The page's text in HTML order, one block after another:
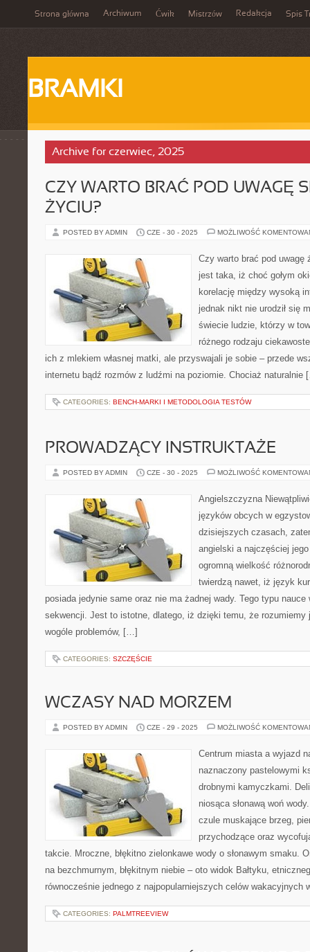
Strona główna Archiwum Ćwik Mistrzów Redakcja Spis
BRAMKI
Archive for czerwiec, 2025
CZY WARTO BRAĆ POD UWAGĘ
ŻYCIU?
POSTED BY ADMIN CZE - 30 - 2025 MOŻLIWOŚĆ
Czy warto brać pod uwagę
jest taka, iż choć gołym
korelację między wysoką
jednak nikt nie urodził się
świecie ludzie, którzy w
różnego rodzaju
ich z mlekiem własnej matki, ale przyswajali je sobie – przede
internetu bądź rozmów z ludźmi na poziomie. Chociaż naturalnie
CATEGORIES: BENCH-MARKI I METODOLOGIA TESTÓW
PROWADZĄCY INSTRUKTAŻE
POSTED BY ADMIN CZE - 30 - 2025 MOŻLIWOŚĆ
Angielszczyzna
języków obcych w
dzisiejszych czasach,
angielski a najczęściej
ogromną wielkość
twierdzą nawet, iż język
posiada jedynie same oraz nie ma żadnej wady. Tego typu nauce
sekwencji. Jest to istotne, dlatego, iż dzięki temu, że rozumiemy
wogóle problemów, […]
CATEGORIES: SZCZĘŚCIE
WCZASY NAD MORZEM
POSTED BY ADMIN CZE - 29 - 2025 MOŻLIWOŚĆ
Centrum miasta a wyjazd
naznaczony pastelowymi
drobnymi kamyczkami.
niosąca słonawą woń
czule muskające brzeg,
przychodzące oraz
takcie. Mroczne, błękitno zielonkawe wody o słonawym smaku.
na bezchmurnym, błękitnym niebie – oto widok Bałtyku,
równocześnie jednego z najpopularniejszych celów wakacyjnych
CATEGORIES: PALMTREEVIEW